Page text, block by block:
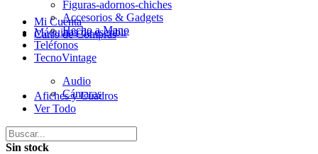
Mi Cuenta
Carro de Compras
Figuras-adornos-chiches
Accesorios & Gadgets
Hecho a Mano
Máquinas de escribir
Teléfonos
TecnoVintage
Audio
Cámaras
Afiches y Cuadros
Ver Todo
Sin stock